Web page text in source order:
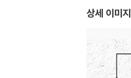
상세 이미지